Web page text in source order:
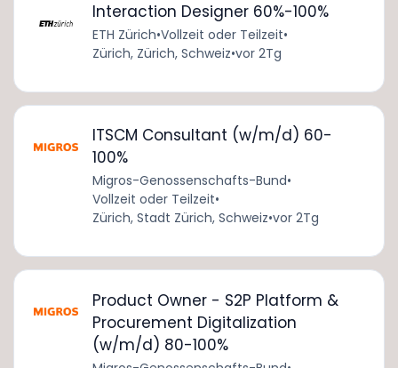
Interaction Designer 60%-100%
ETH Zürich•Vollzeit oder Teilzeit•
Zürich, Zürich, Schweiz•vor 2Tg
ITSCM Consultant (w/m/d) 60-
100%
Migros-Genossenschafts-Bund•
Vollzeit oder Teilzeit•
Zürich, Stadt Zürich, Schweiz•vor 2Tg
Product Owner - S2P Platform &
Procurement Digitalization
(w/m/d) 80-100%